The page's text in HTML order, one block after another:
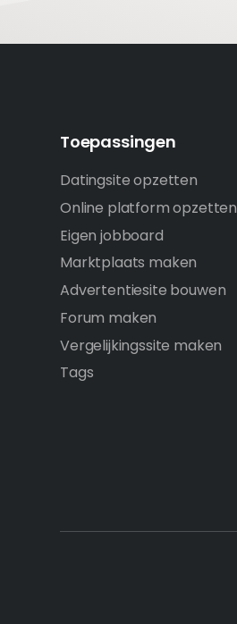
Toepassingen
Datingsite opzetten
Online platform opzetten
Eigen jobboard
Marktplaats maken
Advertentiesite bouwen
Forum maken
Vergelijkingssite maken
Tags